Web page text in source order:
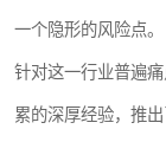
一个隐形的风险点。
针对这一行业普遍
累的深厚经验，推